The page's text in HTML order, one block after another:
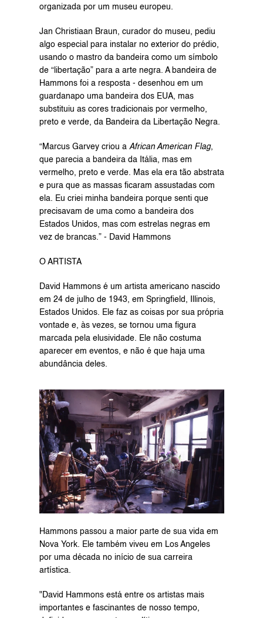
organizada por um museu europeu.
Jan Christiaan Braun, curador do museu, pediu
algo especial para instalar no exterior do prédio,
usando o mastro da bandeira como um símbolo
de “libertação” para a arte negra. A bandeira de
Hammons foi a resposta - desenhou em um
guardanapo uma bandeira dos EUA, mas
substituiu as cores tradicionais por vermelho,
preto e verde, da Bandeira da Libertação Negra.
“Marcus Garvey criou a African American Flag,
que parecia a bandeira da Itália, mas em
vermelho, preto e verde. Mas ela era tão abstrata
e pura que as massas ficaram assustadas com
ela. Eu criei minha bandeira porque senti que
precisavam de uma como a bandeira dos
Estados Unidos, mas com estrelas negras em
vez de brancas.” - David Hammons
O ARTISTA
David Hammons é um artista americano nascido
em 24 de julho de 1943, em Springfield, Illinois,
Estados Unidos. Ele faz as coisas por sua própria
vontade e, às vezes, se tornou uma figura
marcada pela elusividade. Ele não costuma
aparecer em eventos, e não é que haja uma
abundância deles.
Hammons passou a maior parte de sua vida em
Nova York. Ele também viveu em Los Angeles
por uma década no início de sua carreira
artística.
"David Hammons está entre os artistas mais
importantes e fascinantes de nosso tempo,